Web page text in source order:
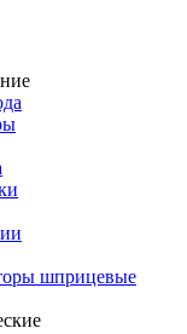
шприцевые